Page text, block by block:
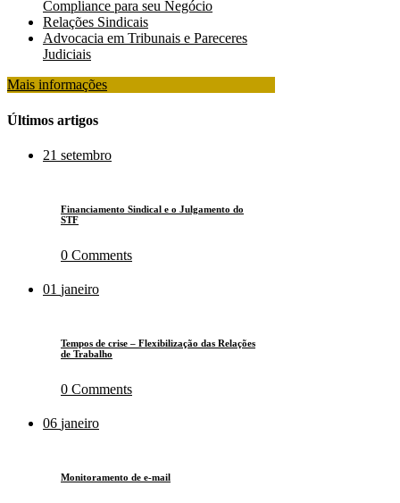
Compliance para seu Negócio
Relações Sindicais
Advocacia em Tribunais e Pareceres
Judiciais
Mais informações
Últimos artigos
21 setembro
Financiamento Sindical e o Julgamento do
STF
0 Comments
01 janeiro
Tempos de crise – Flexibilização das Relações
de Trabalho
0 Comments
06 janeiro
Monitoramento de e-mail